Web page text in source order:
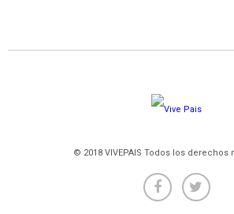
© 2018 VIVEPAIS Todos los derechos